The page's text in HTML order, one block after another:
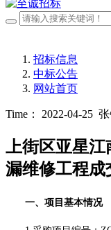
招标信息
中标公告
网站首页
Time： 2022-04-25
上街区亚星江
漏维修工程成
一、项目基本情况